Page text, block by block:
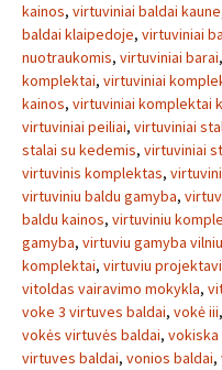
kainos, virtuviniai baldai kaune
baldai klaipedoje, virtuviniai
nuotraukomis, virtuviniai barai,
komplektai, virtuviniai
kainos, virtuviniai komplektai
virtuviniai peiliai, virtuviniai
stalai su kedemis, virtuviniai
virtuvinis komplektas,
virtuviniu baldu gamyba,
baldu kainos, virtuviniu
gamyba, virtuviu gamyba
komplektai, virtuviu
vitoldas vairavimo mokykla,
voke 3 virtuves baldai, vokė iii,
vokės virtuvės baldai,
virtuves baldai, vonios baldai,